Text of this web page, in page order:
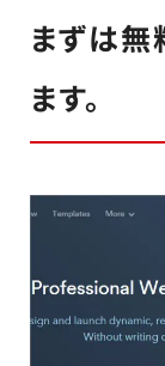
まずは無
ます。